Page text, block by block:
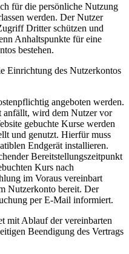
für die persönliche Nutzung
werden. Der Nutzer
Dritter schützen und
Anhaltspunkte für eine
bestehen.
Einrichtung des Nutzerkontos
angeboten werden.
anfällt, wird dem Nutzer vor
gebuchte Kurse werden
und genutzt. Hierfür muss
Endgerät installieren.
Bereitstellungszeitpunkt
Kurs nach
im Voraus vereinbart
Nutzerkonto bereit. Der
per E-Mail informiert.
mit Ablauf der vereinbarten
Beendigung des Vertrags